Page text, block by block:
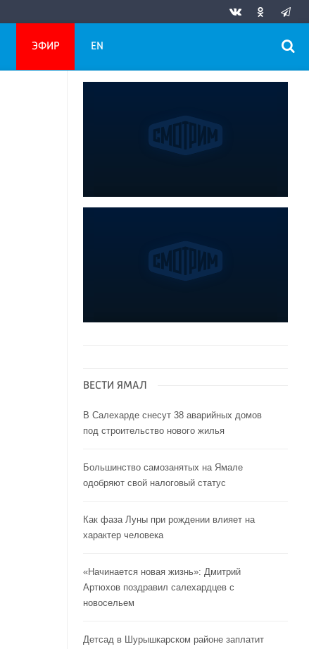
ЭФИР EN
ВЕСТИ ЯМАЛ
В Салехарде снесут 38 аварийных домов
под строительство нового жилья
Большинство самозанятых на Ямале
одобряют свой налоговый статус
Как фаза Луны при рождении влияет на
характер человека
«Начинается новая жизнь»: Дмитрий
Артюхов поздравил салехардцев с
новосельем
Детсад в Шурышкарском районе заплатит